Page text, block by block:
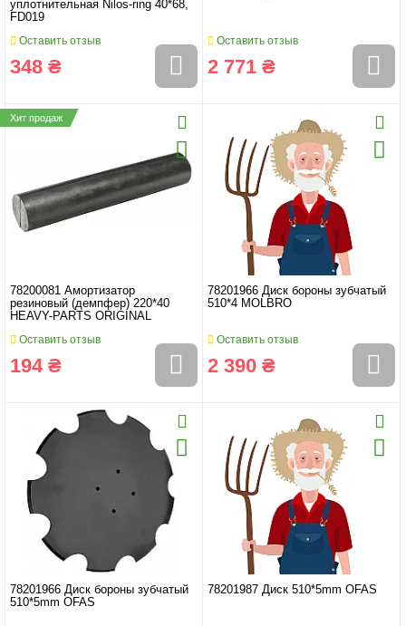
уплотнительная Nilos-ring 40*68,
FD019
Оставить отзыв
348 ₴
Оставить отзыв
2 771 ₴
Хит продаж
78200081 Амортизатор
резиновый (демпфер) 220*40
HEAVY-PARTS ORIGINAL
Оставить отзыв
194 ₴
78201966 Диск бороны зубчатый
510*4 MOLBRO
Оставить отзыв
2 390 ₴
78201966 Диск бороны зубчатый
510*5mm OFAS
78201987 Диск 510*5mm OFAS